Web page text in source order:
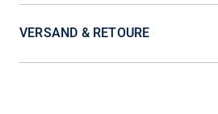
VERSAND & RETOURE